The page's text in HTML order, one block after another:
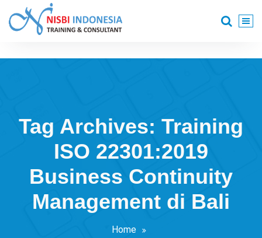
content
Tag Archives: Training
ISO 22301:2019
Business Continuity
Management di Bali
Home